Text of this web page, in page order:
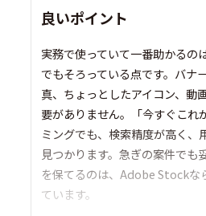
良いポイント
実務で使っていて一番助かるの
でもそろっている点です。バナ
真、ちょっとしたアイコン、動
要がありません。「今すぐこれ
ミングでも、検索精度が高く、
見つかります。急ぎの案件でも
を保てるのは、Adobe Stockな
ています。